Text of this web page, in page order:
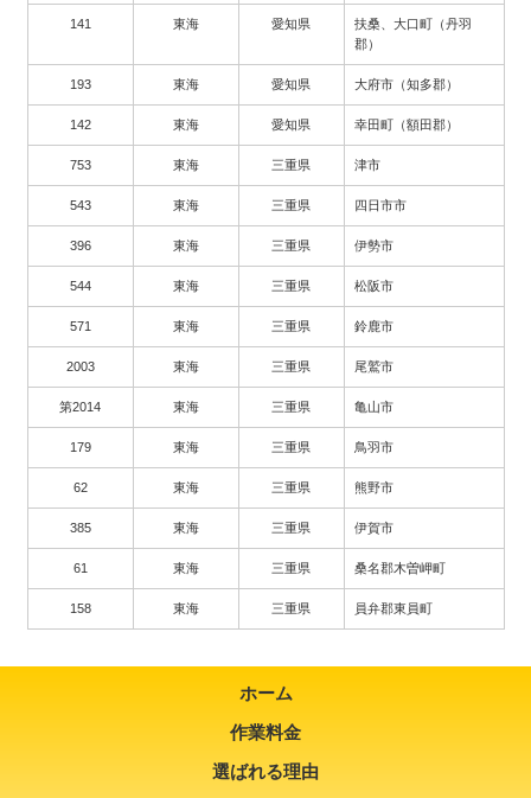
141 東海 愛知県
扶桑、大口町（丹羽
郡）
193 東海 愛知県 大府市（知多郡）
142 東海 愛知県 幸田町（額田郡）
753 東海 三重県 津市
543 東海 三重県 四日市市
396 東海 三重県 伊勢市
544 東海 三重県 松阪市
571 東海 三重県 鈴鹿市
2003 東海 三重県 尾鷲市
第2014 東海 三重県 亀山市
179 東海 三重県 鳥羽市
62 東海 三重県 熊野市
385 東海 三重県 伊賀市
61 東海 三重県 桑名郡木曽岬町
158 東海 三重県 員弁郡東員町
ホーム
作業料金
選ばれる理由